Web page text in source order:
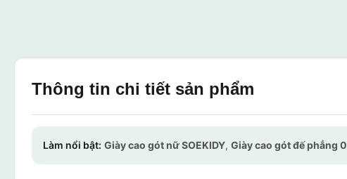
Thông tin chi tiết sản phẩm
Làm nổi bật: Giày cao gót nữ SOEKIDY, Giày cao gót đế phẳng 0